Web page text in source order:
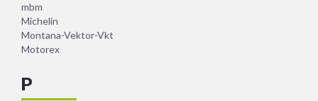
mbm
Michelin
Montana-Vektor-Vkt
Motorex
P